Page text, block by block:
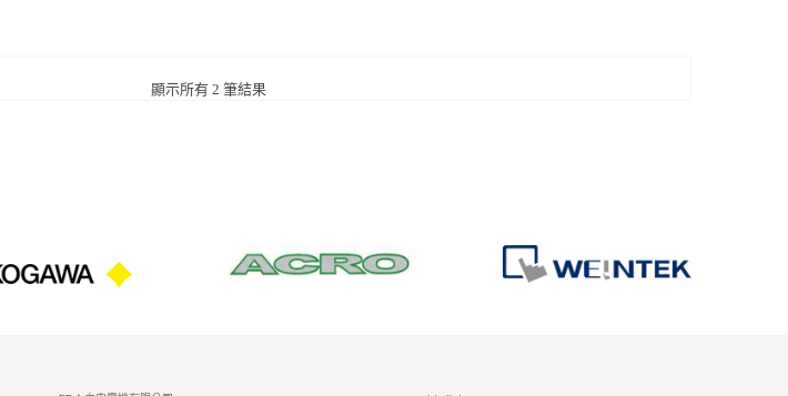
顯示所有 2 筆結果